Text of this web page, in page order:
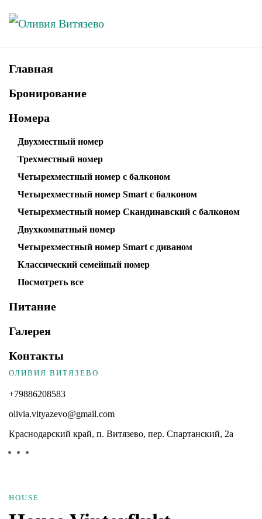
Главная
Бронирование
Номера
Двухместный номер
Трехместный номер
Четырехместный номер с балконом
Четырехместный номер Smart с балконом
Четырехместный номер Скандинавский с балконом
Двухкомнатный номер
Четырехместный номер Smart с диваном
Классический семейный номер
Посмотреть все
Питание
Галерея
Контакты
ОЛИВИЯ ВИТЯЗЕВО
+79886208583
olivia.vityazevo@gmail.com
Краснодарский край, п. Витязево, пер. Спартанский, 2а
HOUSE